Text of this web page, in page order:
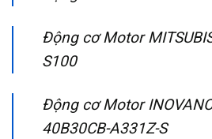
Động cơ Motor
S100
Động cơ Motor
40B30CB-A331Z-S